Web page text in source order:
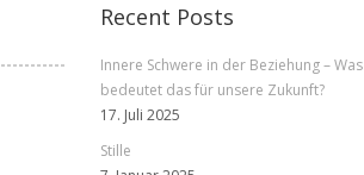
Recent Posts
Innere Schwere in der Beziehung – Was
bedeutet das für unsere Zukunft?
17. Juli 2025
Stille